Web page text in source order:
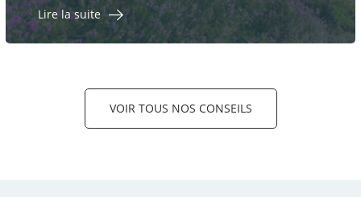
Lire la suite
VOIR TOUS NOS CONSEILS